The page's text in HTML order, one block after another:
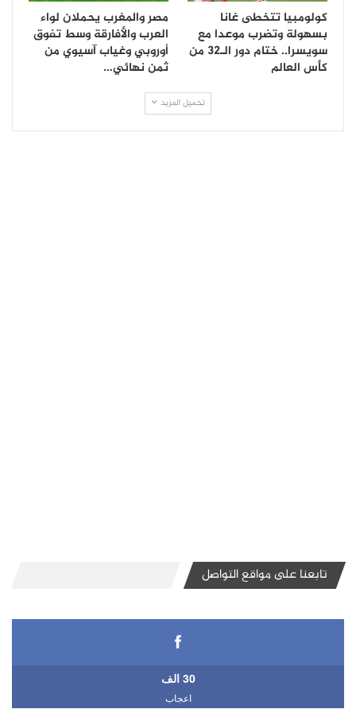
كولومبيا تتخطى غانا
بسهولة وتضرب موعدا مع
سويسرا.. ختام دور الـ32 من
كأس العالم
مصر والمغرب يحملان لواء
العرب والأفارقة وسط تفوق
أوروبي وغياب آسيوي من
ثمن نهائي…
تحميل المزيد
تابعنا على مواقع التواصل
30 الف
اعجاب